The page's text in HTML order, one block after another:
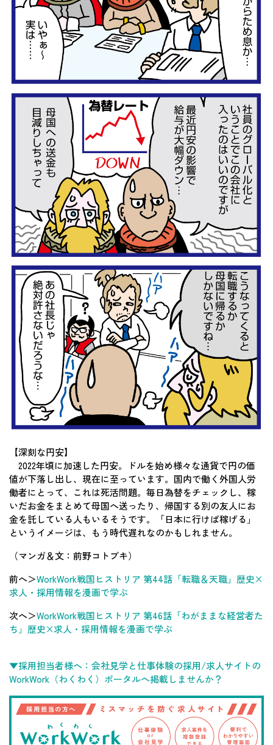
【深刻な円安】
2022年頃に加速した円安。ドルを始め様々な通貨で円の価
値が下落し出し、現在に至っています。国内で働く外国人労
働者にとって、これは死活問題。毎日為替をチェックし、稼
いだお金をまとめて母国へ送ったり、帰国する別の友人にお
金を託している人もいるそうです。「日本に行けば稼げる」
というイメージは、もう時代遅れなのかもしれません。
（マンガ＆文：前野コトブキ）
前へ＞WorkWork戦国ヒストリア 第44話「転職＆天職」歴史×
求人・採用情報を漫画で学ぶ
次へ＞WorkWork戦国ヒストリア 第46話「わがままな経営者た
ち」歴史×求人・採用情報を漫画で学ぶ
▼採用担当者様へ：会社見学と仕事体験の採用/求人サイトの
WorkWork（わくわく）ポータルへ掲載しませんか？